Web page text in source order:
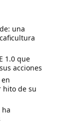
una
1.0 que
acciones
hito de su
ha